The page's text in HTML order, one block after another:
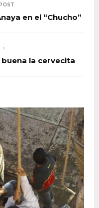
en el “Chucho”
la cervecita